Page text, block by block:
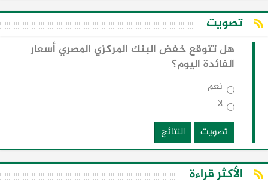
تصويت
هل تتوقع خفض البنك المركزي المصري أسعار
الفائدة اليوم؟
نعم
لا
تصويت
النتائج
الأكثر قراءة